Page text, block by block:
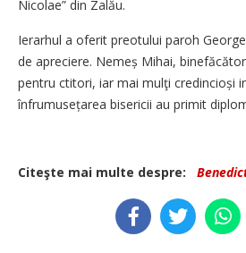
Nicolae” din Zalău.
Ierarhul a oferit preotului paroh
de apreciere. Nemeș Mihai,
pentru ctitori, iar mai mulţi credincioși
înfrumusețarea bisericii au primit
Citeşte mai multe despre: